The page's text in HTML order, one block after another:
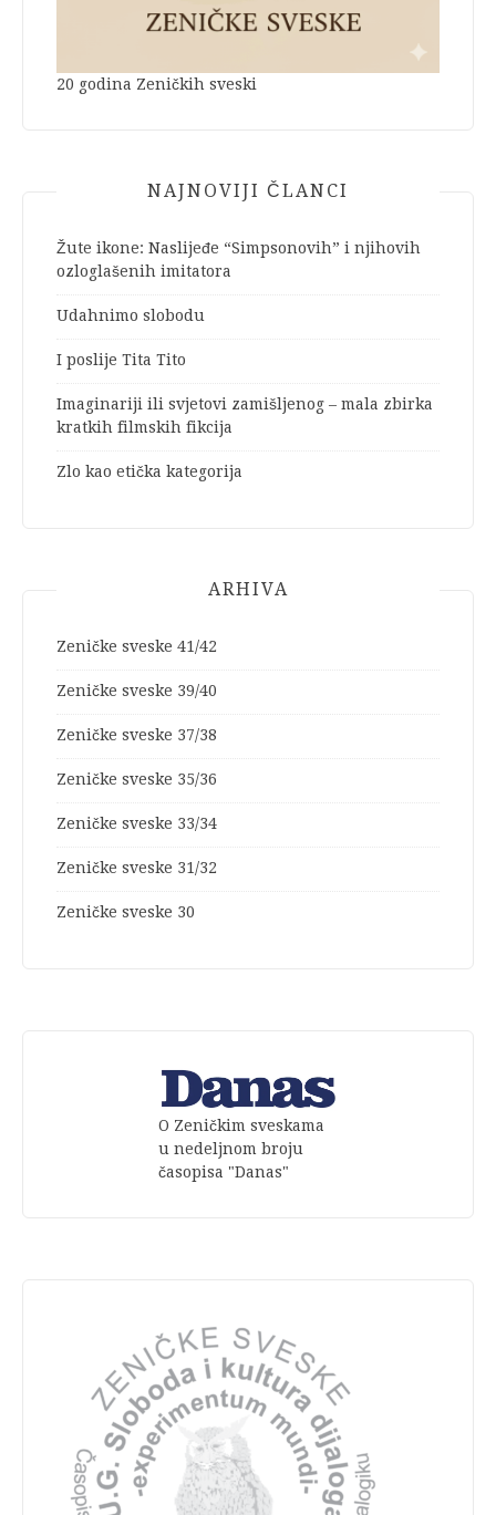
20 godina Zeničkih sveski
NAJNOVIJI ČLANCI
Žute ikone: Naslijeđe “Simpsonovih” i njihovih
ozloglašenih imitatora
Udahnimo slobodu
I poslije Tita Tito
Imaginariji ili svjetovi zamišljenog – mala zbirka
kratkih filmskih fikcija
Zlo kao etička kategorija
ARHIVA
Zeničke sveske 41/42
Zeničke sveske 39/40
Zeničke sveske 37/38
Zeničke sveske 35/36
Zeničke sveske 33/34
Zeničke sveske 31/32
Zeničke sveske 30
O Zeničkim sveskama
u nedeljnom broju
časopisa "Danas"